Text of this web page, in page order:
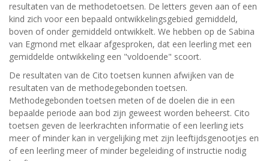
resultaten van de methodetoetsen. De letters geven aan of een
kind zich voor een bepaald ontwikkelingsgebied gemiddeld,
boven of onder gemiddeld ontwikkelt. We hebben op de Sabina
van Egmond met elkaar afgesproken, dat een leerling met een
gemiddelde ontwikkeling een "voldoende" scoort.
De resultaten van de Cito toetsen kunnen afwijken van de
resultaten van de methodegebonden toetsen.
Methodegebonden toetsen meten of de doelen die in een
bepaalde periode aan bod zijn geweest worden beheerst. Cito
toetsen geven de leerkrachten informatie of een leerling iets
meer of minder kan in vergelijking met zijn leeftijdsgenootjes en
of een leerling meer of minder begeleiding of instructie nodig